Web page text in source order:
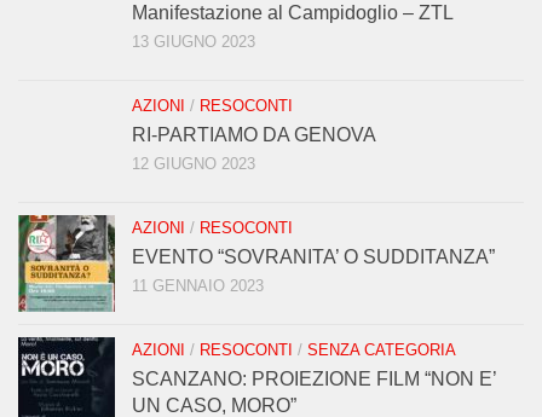
Manifestazione al Campidoglio – ZTL
13 GIUGNO 2023
AZIONI / RESOCONTI
RI-PARTIAMO DA GENOVA
12 GIUGNO 2023
AZIONI / RESOCONTI
EVENTO “SOVRANITA’ O SUDDITANZA”
11 GENNAIO 2023
AZIONI / RESOCONTI / SENZA CATEGORIA
SCANZANO: PROIEZIONE FILM “NON E’
UN CASO, MORO”